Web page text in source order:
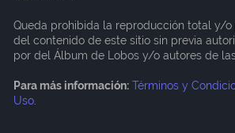
Queda prohibida la reproducción total y/o
del contenido de este sitio sin previa
por del Álbum de Lobos y/o autores de
Para más información: Términos y
Uso